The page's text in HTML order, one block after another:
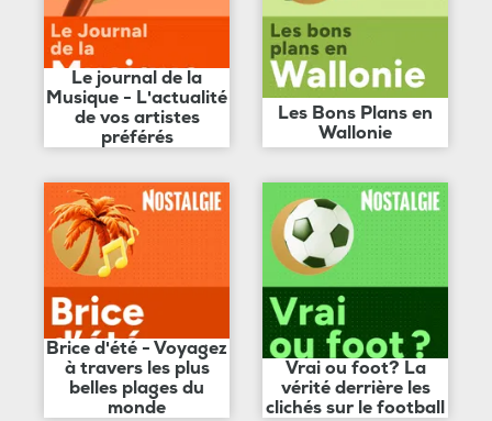
Le journal de la
Musique - L'actualité
de vos artistes
préférés
Les Bons Plans en
Wallonie
Brice d'été - Voyagez
à travers les plus
belles plages du
monde
Vrai ou foot? La
vérité derrière les
clichés sur le football